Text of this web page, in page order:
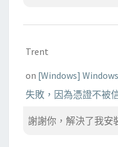
Trent
on [Windows]
失敗，因為憑證不被
謝謝你，解決了我安